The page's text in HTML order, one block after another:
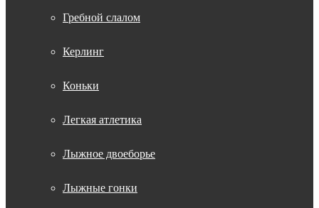
Гребной слалом
Керлинг
Коньки
Легкая атлетика
Лыжное двоеборье
Лыжные гонки